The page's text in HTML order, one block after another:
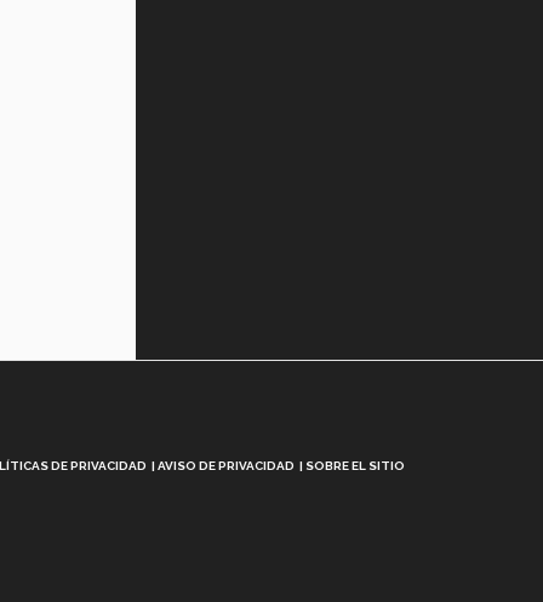
DE PRIVACIDAD AVISO DE PRIVACIDAD SOBRE EL SITIO